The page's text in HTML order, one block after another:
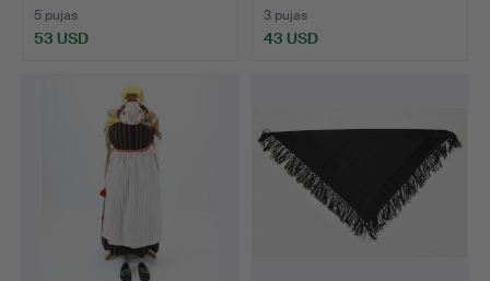
5 pujas
53 USD
3 pujas
43 USD